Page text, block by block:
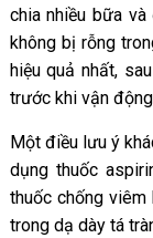
chia nhiều bữa
không bị rỗng
hiệu quả nhất,
trước khi vận
Một điều lưu ý
dụng thuốc
thuốc chống
trong dạ dày tá